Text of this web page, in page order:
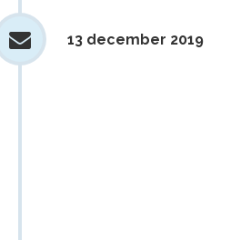
13 december 2019